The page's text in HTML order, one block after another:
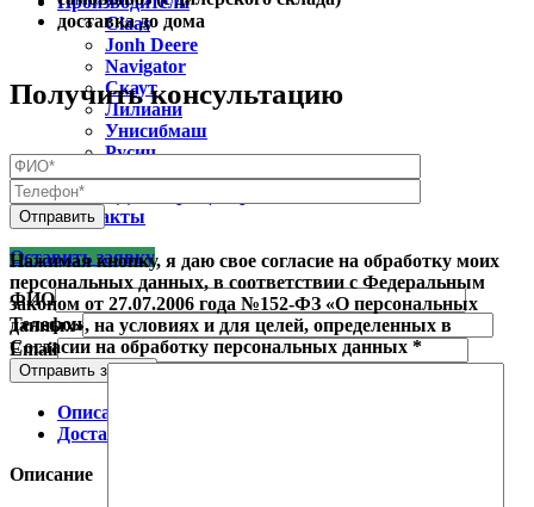
Claas
Jonh Deere
Navigator
Скаут
Лилиани
Унисибмаш
Русич
Чувашпиллер
Контакты
Оставить заявку
ФИО
Телефон
Email
доставка до дома
Получить консультацию
Нажимая кнопку, я даю свое согласие на обработку моих
персональных данных, в соответствии с Федеральным
законом от 27.07.2006 года №152-ФЗ «О персональных
данных», на условиях и для целей, определенных в
Согласии на обработку персональных данных *
Отправить заявку
Описание
Доставка и оплата
Описание